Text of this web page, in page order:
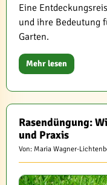
Eine
und ihre Bedeutung
Garten.
Mehr lesen
Rasendüngung:
und Praxis
Von: Maria Wagner-